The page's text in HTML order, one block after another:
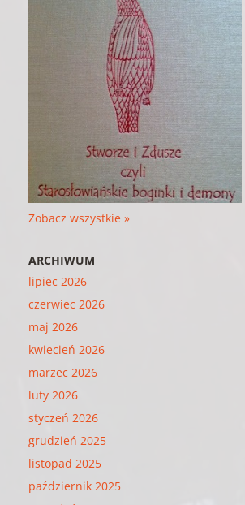
Zobacz wszystkie »
ARCHIWUM
lipiec 2026
czerwiec 2026
maj 2026
kwiecień 2026
marzec 2026
luty 2026
styczeń 2026
grudzień 2025
listopad 2025
październik 2025